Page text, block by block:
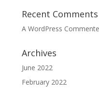
Recent Comments
A WordPress
Archives
June 2022
February 2022